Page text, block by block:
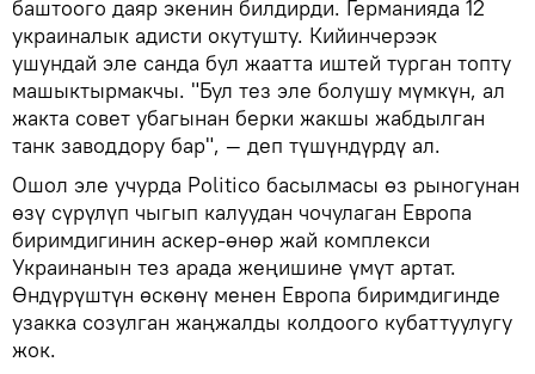
баштоого даяр экенин билдирди. Германияда 12
украиналык адисти окутушту. Кийинчерээк
ушундай эле санда бул жаатта иштей турган топту
машыктырмакчы. "Бул тез эле болушу мүмкүн, ал
жакта совет убагынан берки жакшы жабдылган
танк заводдору бар", — деп түшүндүрдү ал.
Ошол эле учурда Politico басылмасы өз рыногунан
өзү сүрүлүп чыгып калуудан чочулаган Европа
биримдигинин аскер-өнөр жай комплекси
Украинанын тез арада жеңишине үмүт артат.
Өндүрүштүн өскөнү менен Европа биримдигинде
узакка созулган жаңжалды колдоого кубаттуулугу
жок.